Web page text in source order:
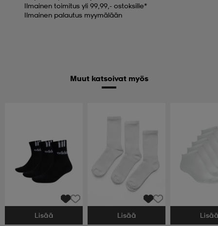
Ilmainen toimitus yli 99,99,- ostoksille*
Ilmainen palautus myymälään
Muut katsoivat myös
Valitse Koko
Lisää Valitse Koko
Lisää Valitse Koko